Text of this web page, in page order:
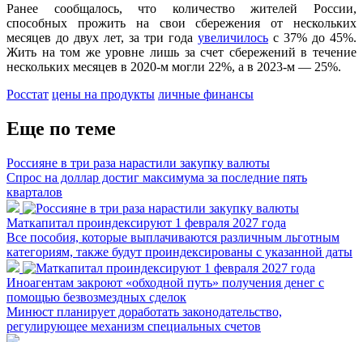
Ранее сообщалось, что количество жителей России,
способных прожить на свои сбережения от нескольких
месяцев до двух лет, за три года увеличилось с 37% до 45%.
Жить на том же уровне лишь за счет сбережений в течение
нескольких месяцев в 2020-м могли 22%, а в 2023-м — 25%.
Росстат цены на продукты личные финансы
Еще по теме
Россияне в три раза нарастили закупку валюты
Спрос на доллар достиг максимума за последние пять
кварталов
Маткапитал проиндексируют 1 февраля 2027 года
Все пособия, которые выплачиваются различным льготным
категориям, также будут проиндексированы с указанной даты
Иноагентам закроют «обходной путь» получения денег с
помощью безвозмездных сделок
Минюст планирует доработать законодательство,
регулирующее механизм специальных счетов